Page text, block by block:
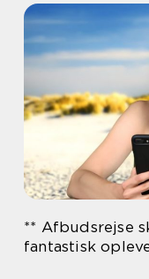
** Afbudsrejse
fantastisk